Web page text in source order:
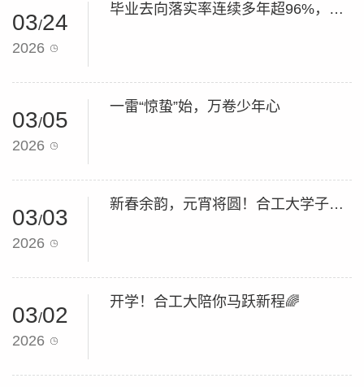
03/24
2026
毕业去向落实率连续多年超96%，合工大如何构筑全程就业护航体系？
03/05
2026
一雷“惊蛰”始，万卷少年心
03/03
2026
新春余韵，元宵将圆！合工大学子邀您共品年味
03/02
2026
开学！合工大陪你马跃新程🌈